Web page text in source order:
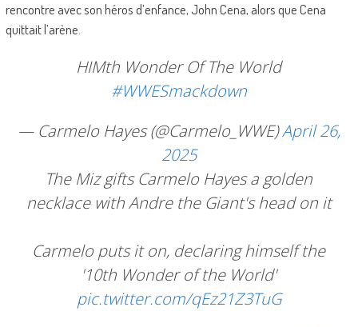
rencontre avec son héros d’enfance, John Cena, alors que Cena
quittait l’arène.
HIMth Wonder Of The World
#WWESmackdown
— Carmelo Hayes (@Carmelo_WWE)April 26,
2025
The Miz gifts Carmelo Hayes a golden
necklace with Andre the Giant's head on it
Carmelo puts it on, declaring himself the
'10th Wonder of the World'
pic.twitter.com/qEz21Z3TuG